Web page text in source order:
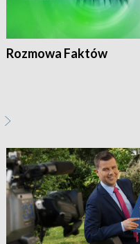
Rozmowa Faktów